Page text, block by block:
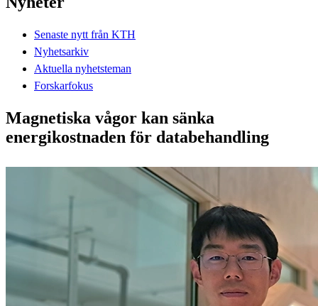
Senaste nytt från KTH
Nyhetsarkiv
Aktuella nyhetsteman
Forskarfokus
Magnetiska vågor kan sänka
energikostnaden för databehandling